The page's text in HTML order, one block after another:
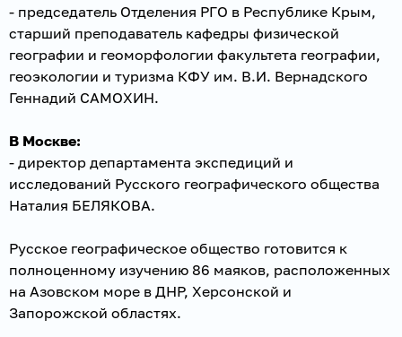
- председатель Отделения РГО в Республике Крым,
старший преподаватель кафедры физической
географии и геоморфологии факультета географии,
геоэкологии и туризма КФУ им. В.И. Вернадского
Геннадий САМОХИН.
В Москве:
- директор департамента экспедиций и
исследований Русского географического общества
Наталия БЕЛЯКОВА.
Русское географическое общество готовится к
полноценному изучению 86 маяков, расположенных
на Азовском море в ДНР, Херсонской и
Запорожской областях.